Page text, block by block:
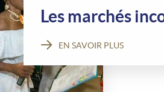
Les marchés
EN SAVOIR PLUS